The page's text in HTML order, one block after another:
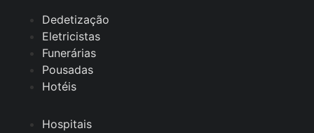
Dedetização
Eletricistas
Funerárias
Pousadas
Hotéis
Hospitais